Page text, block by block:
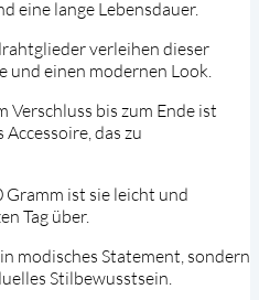
eine lange Lebensdauer.
verleihen dieser
und einen modernen Look.
Verschluss bis zum Ende ist
das zu
ist sie leicht und
Tag über.
modisches Statement, sondern
Stilbewusstsein.